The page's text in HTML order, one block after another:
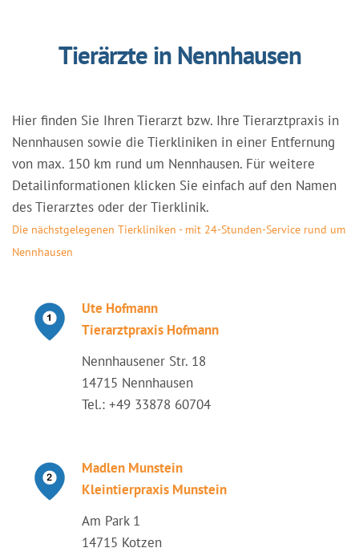
Tierärzte in Nennhausen
Hier finden Sie Ihren Tierarzt bzw. Ihre Tierarztpraxis in
Nennhausen sowie die Tierkliniken in einer Entfernung
von max. 150 km rund um Nennhausen. Für weitere
Detailinformationen klicken Sie einfach auf den Namen
des Tierarztes oder der Tierklinik.
Die nächstgelegenen Tierkliniken - mit 24-Stunden-Service rund um
Nennhausen
Ute Hofmann
Tierarztpraxis Hofmann
Nennhausener Str. 18
14715 Nennhausen
Tel.: +49 33878 60704
Madlen Munstein
Kleintierpraxis Munstein
Am Park 1
14715 Kotzen